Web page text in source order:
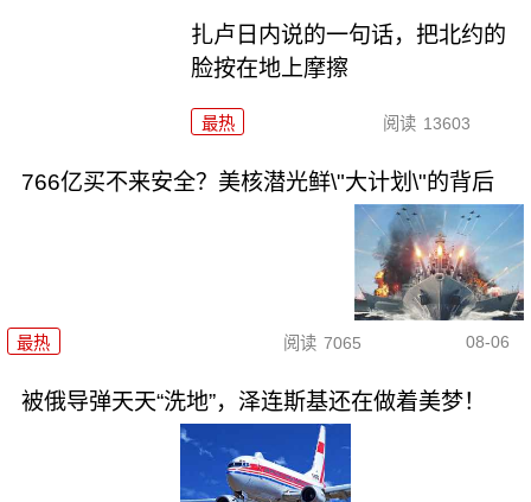
扎卢日内说的一句话，把北约的
脸按在地上摩擦
最热 阅读 13603
766亿买不来安全？美核潜光鲜\"大计划\"的背后
最热 阅读 7065 08-06
被俄导弹天天“洗地”，泽连斯基还在做着美梦！